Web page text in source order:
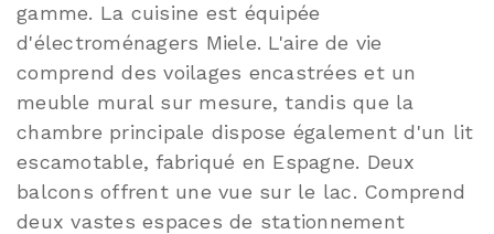
gamme. La cuisine est équipée
d'électroménagers Miele. L'aire de vie
comprend des voilages encastrées et un
meuble mural sur mesure, tandis que la
chambre principale dispose également d'un lit
escamotable, fabriqué en Espagne. Deux
balcons offrent une vue sur le lac. Comprend
deux vastes espaces de stationnement